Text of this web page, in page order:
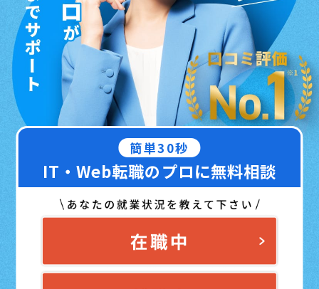
簡単30秒
IT・Web転職のプロに無料相談